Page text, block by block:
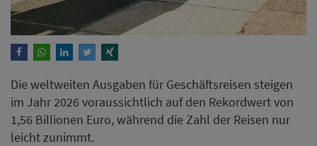
Die weltweiten Ausgaben für Geschäftsreisen steigen
im Jahr 2026 voraussichtlich auf den Rekordwert von
1,56 Billionen Euro, während die Zahl der Reisen nur
leicht zunimmt.